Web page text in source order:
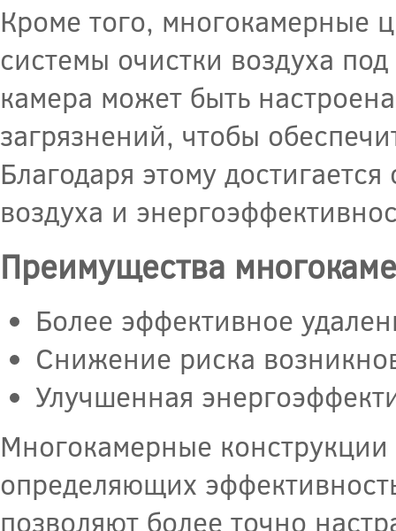
Кроме того, многокамерные
системы очистки воздуха
камера может быть
загрязнений, чтобы
Благодаря этому
воздуха и
Преимущества
Более эффективное
Снижение риска
Улучшенная
Многокамерные
определяющих
позволяют более точно